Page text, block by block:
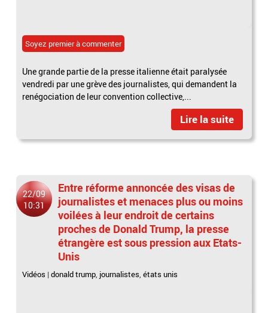
Soyez premier à commenter
Une grande partie de la presse italienne était paralysée
vendredi par une grève des journalistes, qui demandent la
renégociation de leur convention collective,...
Lire la suite
22/09
10:31
Entre réforme annoncée des visas de
journalistes et menaces plus ou moins
voilées à leur endroit de certains
proches de Donald Trump, la presse
étrangère est sous pression aux Etats-
Unis
Vidéos |donald trump, journalistes,états unis